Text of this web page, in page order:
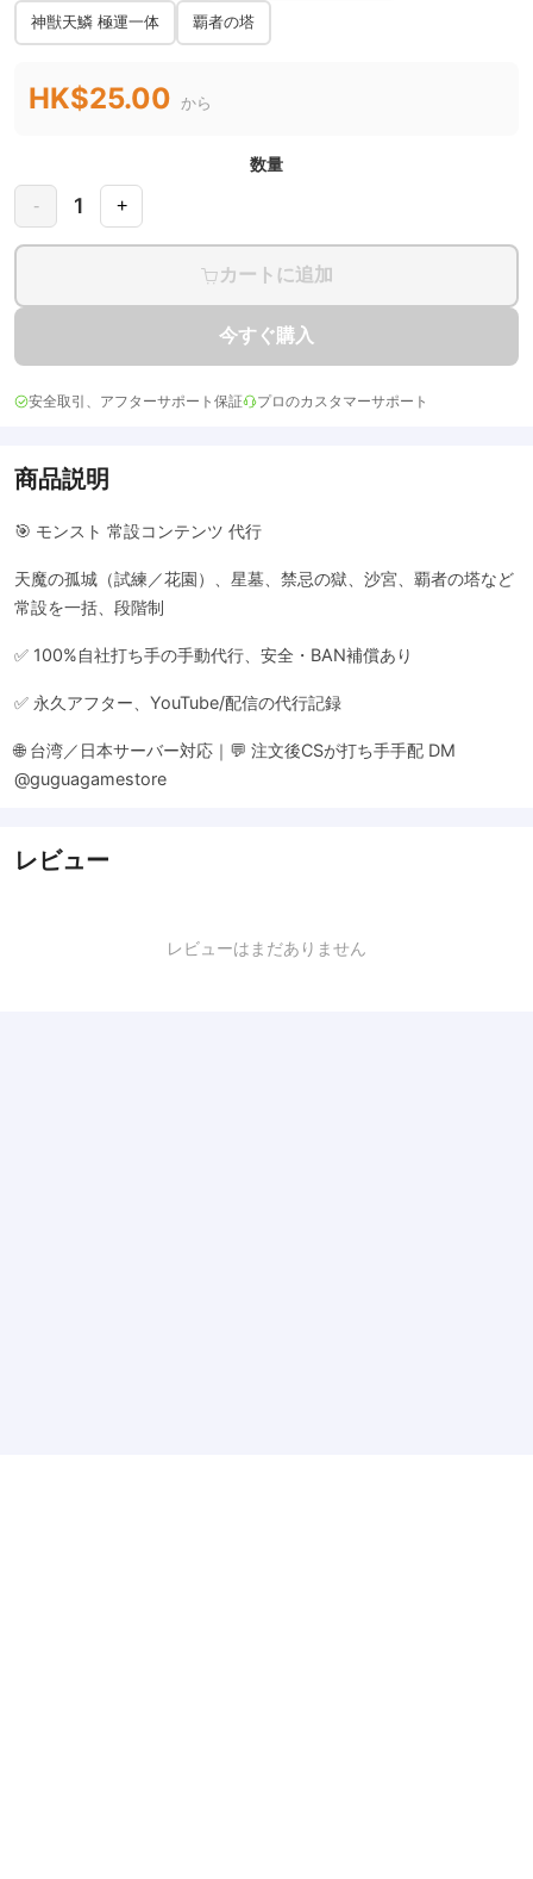
神獣天鱗 極運一体 覇者の塔
HK$25.00 から
数量
- 1 +
カートに追加
今すぐ購入
安全取引、アフターサポート保証 プロのカスタマーサポート
商品説明
🎯 モンスト 常設コンテンツ 代行
天魔の孤城（試練／花園）、星墓、禁忌の獄、沙宮、覇者の塔など
常設を一括、段階制
✅ 100%自社打ち手の手動代行、安全・BAN補償あり
✅ 永久アフター、YouTube/配信の代行記録
🌐 台湾／日本サーバー対応｜💬 注文後CSが打ち手手配 DM
@guguagamestore
レビュー
レビューはまだありません